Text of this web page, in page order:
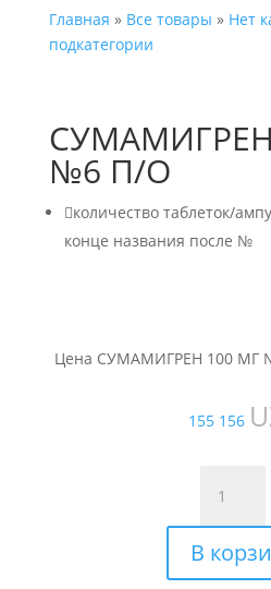
Главная » Все товары » Нет
подкатегории
№6 П/О
количество таблеток/
конце названия после №
Цена СУМАМИГРЕН 100 МГ
155 156
товара
100
МГ
В